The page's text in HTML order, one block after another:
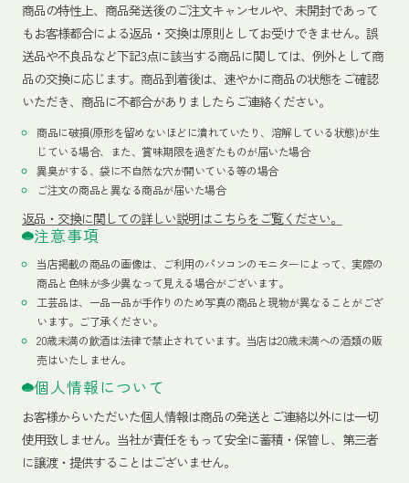
商品の特性上、商品発送後のご注文キャンセルや、未開封であって
もお客様都合による返品・交換は原則としてお受けできません。誤
送品や不良品など下記3点に該当する商品に関しては、例外として商
品の交換に応じます。商品到着後は、速やかに商品の状態をご確認
いただき、商品に不都合がありましたらご連絡ください。
商品に破損(原形を留めないほどに潰れていたり、溶解している状態)が生
じている場合、また、賞味期限を過ぎたものが届いた場合
異臭がする、袋に不自然な穴が開いている等の場合
ご注文の商品と異なる商品が届いた場合
返品・交換に関しての詳しい説明はこちらをご覧ください。
注意事項
当店掲載の商品の画像は、ご利用のパソコンのモニターによって、実際の
商品と色味が多少異なって見える場合がございます。
工芸品は、一品一品が手作りのため写真の商品と現物が異なることがござ
います。ご了承ください。
20歳未満の飲酒は法律で禁止されています。当店は20歳未満への酒類の販
売はいたしません。
個人情報について
お客様からいただいた個人情報は商品の発送とご連絡以外には一切
使用致しません。当社が責任をもって安全に蓄積・保管し、第三者
に譲渡・提供することはございません。